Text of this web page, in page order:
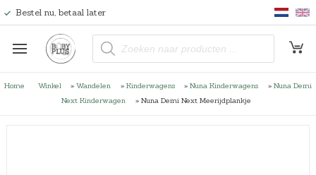
Bestel nu, betaal later
P
o
c
t
Home Winkel » Wandelen » Kinderwagens » Nuna Kinderwagens » Nuna Demi
Next Kinderwagen
» Nuna Demi Next Meerijdplankje